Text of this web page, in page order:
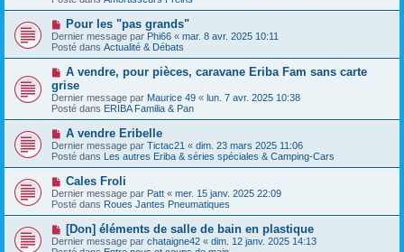
a
g
e
e
a
m
e
s
a
g
e
N
o
u
v
a
u
m
e
s
a
g
e
Pour les "pas grands"
Dernier message par Phi66 « mar. 8 avr. 2025 10:11
Posté dans Actualité & Débats
N
o
u
v
e
a
u
m
e
s
s
g
e
A vendre, pour pièces, caravane Eriba Fam sans carte
grise
Dernier message par Maurice 49 « lun. 7 avr. 2025 10:38
Posté dans ERIBA Familia & Pan
N
o
u
v
a
u
m
e
s
a
A vendre Eribelle
Dernier message par Tictac21 « dim. 23 mars 2025 11:06
Posté dans Les autres Eriba & séries spéciales & Camping-Cars
N
o
u
v
e
u
Cales Froli
Dernier message par Patt « mer. 15 janv. 2025 22:09
Posté dans Roues Jantes Pneumatiques
N
o
u
[Don] éléments de salle de bain en plastique
Dernier message par chataigne42 « dim. 12 janv. 2025 14:13